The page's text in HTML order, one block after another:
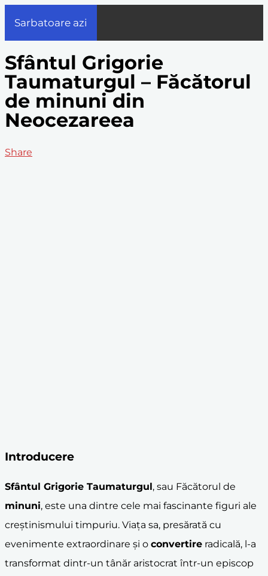
Sarbatoare azi
Sfântul Grigorie
Taumaturgul – Făcătorul
de minuni din
Neocezareea
Share
Introducere
Sfântul Grigorie Taumaturgul, sau Făcătorul de
minuni, este una dintre cele mai fascinante figuri ale
creștinismului timpuriu. Viața sa, presărată cu
evenimente extraordinare și o convertire radicală, l-a
transformat dintr-un tânăr aristocrat într-un episcop